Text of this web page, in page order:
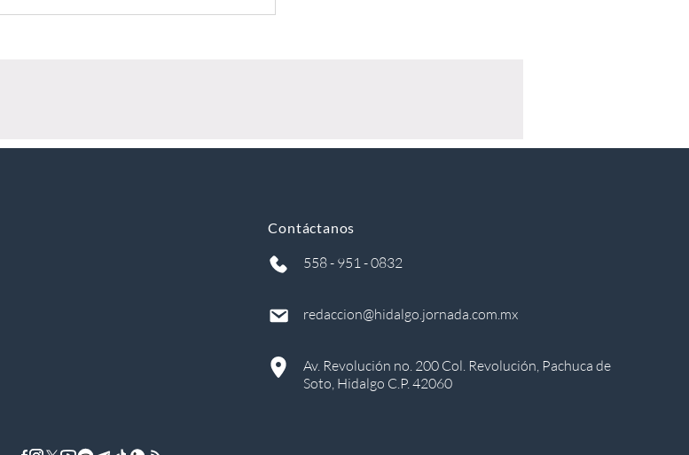
Contáctanos
558 - 951 - 0832
redaccion@hidalgo.jornada.com.mx
Av. Revolución no. 200 Col. Revolución, Pachuca de
Soto, Hidalgo C.P. 42060